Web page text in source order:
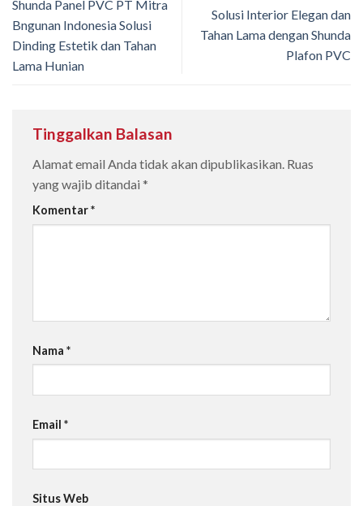
Shunda Panel PVC PT Mitra
Bngunan Indonesia Solusi
Dinding Estetik dan Tahan
Lama Hunian
Solusi Interior Elegan dan
Tahan Lama dengan Shunda
Plafon PVC
Tinggalkan Balasan
Alamat email Anda tidak akan dipublikasikan. Ruas
yang wajib ditandai *
Komentar*
Nama *
Email *
Situs Web